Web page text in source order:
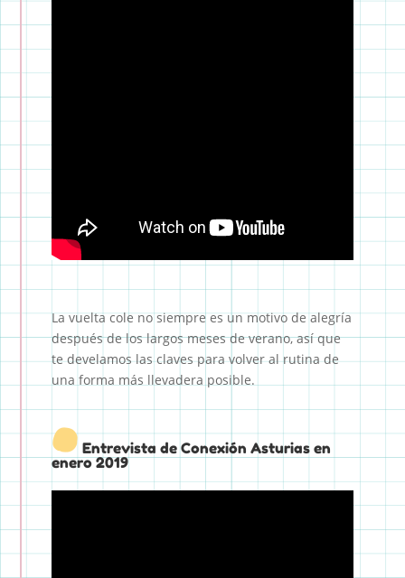
La vuelta cole no siempre es un motivo de alegría
después de los largos meses de verano, así que
te develamos las claves para volver al rutina de
una forma más llevadera posible.
Entrevista de Conexión Asturias en
enero 2019